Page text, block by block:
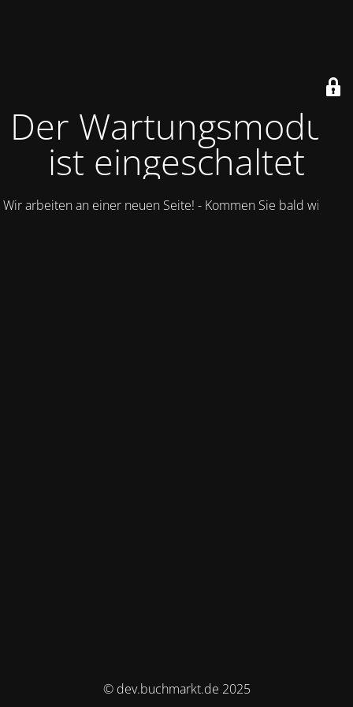
Der Wartungsmodus
ist eingeschaltet
Wir arbeiten an einer neuen Seite! - Kommen Sie bald wieder.
© dev.buchmarkt.de 2025